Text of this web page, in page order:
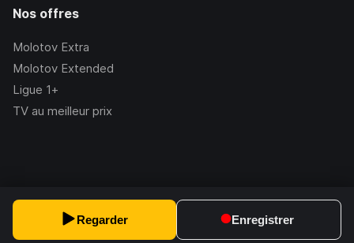
Regarder Enregistrer
Nos offres
Molotov Extra
Molotov Extended
Ligue 1+
TV au meilleur prix
2.228.1